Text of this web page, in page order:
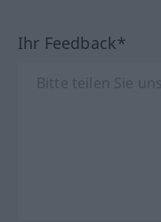
Ihr Feedback*